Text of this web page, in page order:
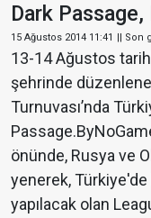
Dark Passage,
15 Ağustos 2014 11:41 ||
13-14 Ağustos
şehrinde
Turnuvası’nda
önünde, Rusya ve
yenerek,
yapılacak olan